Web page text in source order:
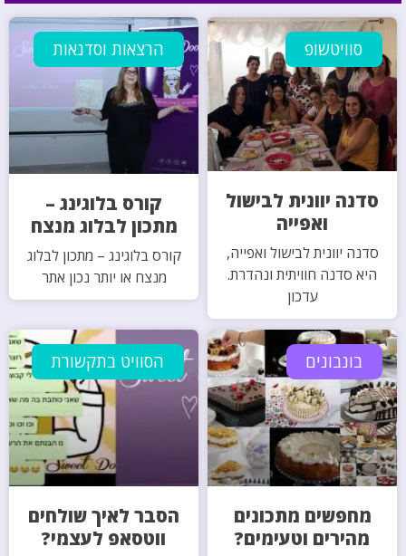
סוויטשופ
סדנה יוונית לבישול
ואפייה
סדנה יוונית לבישול ואפייה,
היא סדנה חוויתית ונהדרת.
עדכון
הרצאות וסדנאות
קורס בלוגינג –
מתכון לבלוג מנצח
קורס בלוגינג – מתכון לבלוג
מנצח או יותר נכון אתר
בונבונים
מחפשים מתכונים
מהירים וטעימים?
הסוויט בתקשורת
הסבר לאיך שולחים
ווטסאפ לעצמי?